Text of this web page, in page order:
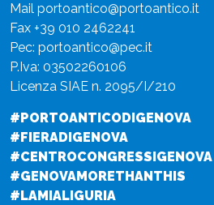
Mail portoantico@portoantico.it
Fax +39 010 2462241
Pec: portoantico@pec.it
P.Iva: 03502260106
Licenza SIAE n. 2095/I/210
#PORTOANTICODIGENOVA
#FIERADIGENOVA
#CENTROCONGRESSIGENOVA
#GENOVAMORETHANTHIS
#LAMIALIGURIA